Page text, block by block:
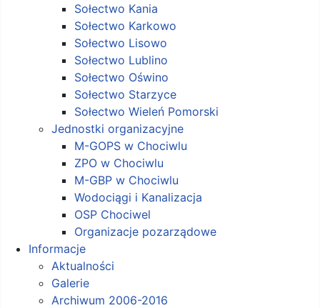
Sołectwo Kania
Sołectwo Karkowo
Sołectwo Lisowo
Sołectwo Lublino
Sołectwo Oświno
Sołectwo Starzyce
Sołectwo Wieleń Pomorski
Jednostki organizacyjne
M-GOPS w Chociwlu
ZPO w Chociwlu
M-GBP w Chociwlu
Wodociągi i Kanalizacja
OSP Chociwel
Organizacje pozarządowe
Informacje
Aktualności
Galerie
Archiwum 2006-2016